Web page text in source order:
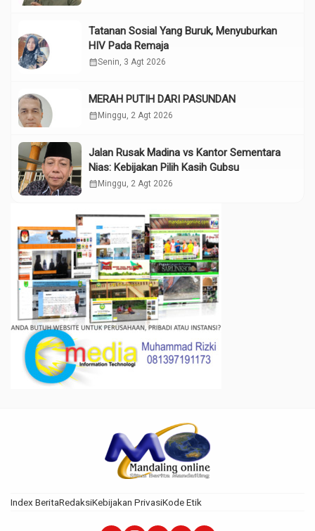
Tatanan Sosial Yang Buruk, Menyuburkan
HIV Pada Remaja
calendar_monthSenin, 3 Agt 2026
MERAH PUTIH DARI PASUNDAN
calendar_month Minggu, 2 Agt 2026
Jalan Rusak Madina vs Kantor Sementara
Nias: Kebijakan Pilih Kasih Gubsu
calendar_month Minggu, 2 Agt 2026
Index BeritaRedaksiKebijakan PrivasiKode Etik